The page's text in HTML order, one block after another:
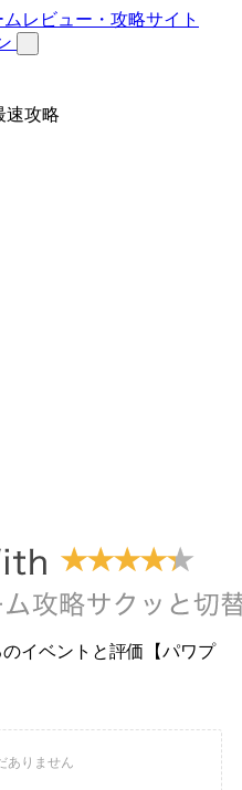
速攻略
イベントと評価【パワプ